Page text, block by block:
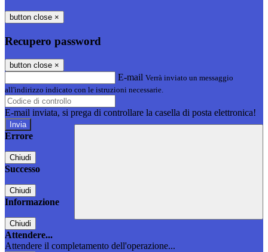
button close ×
Recupero password
button close ×
E-mail Verrà inviato un messaggio
all'indirizzo indicato con le istruzioni necessarie.
E-mail inviata, si prega di controllare la casella di posta elettronica!
Errore
Chiudi
Successo
Chiudi
Informazione
Chiudi
Attendere...
Attendere il completamento dell'operazione...